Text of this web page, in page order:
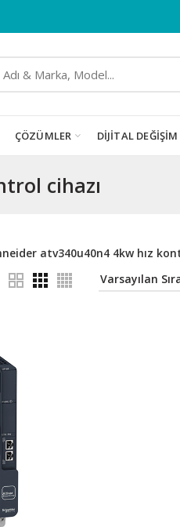
ÇÖZÜMLER DIJITAL DEĞIŞIM
cihazı
atv340u40n4 4kw hız